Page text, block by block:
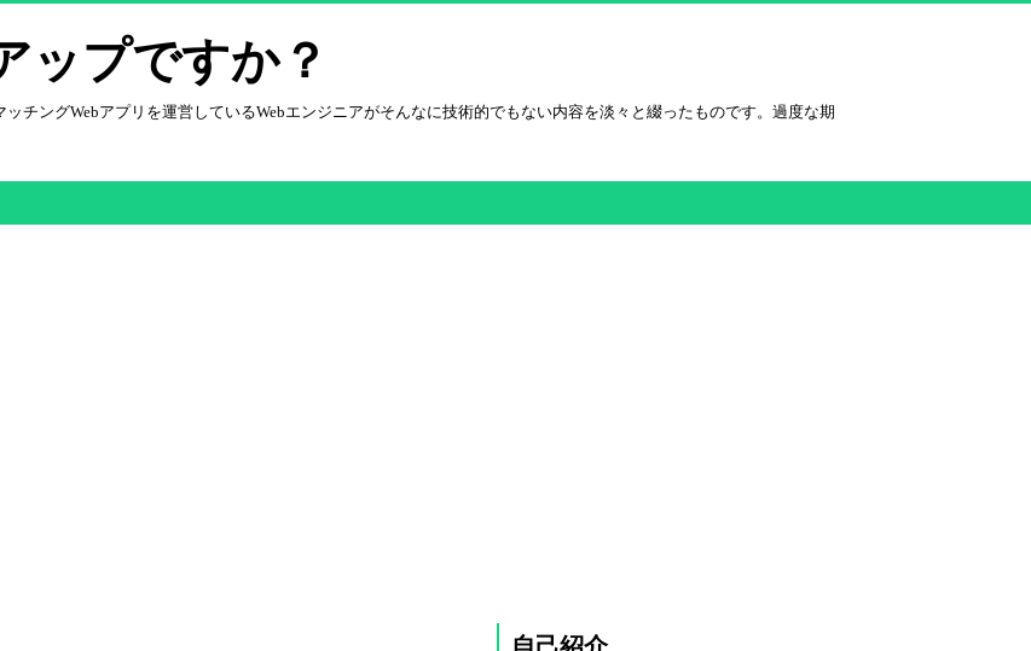
ップですか？
チングWebアプリを運営しているWebエンジニアがそんなに技術的でもない内容を淡々と綴ったものです。過度な期